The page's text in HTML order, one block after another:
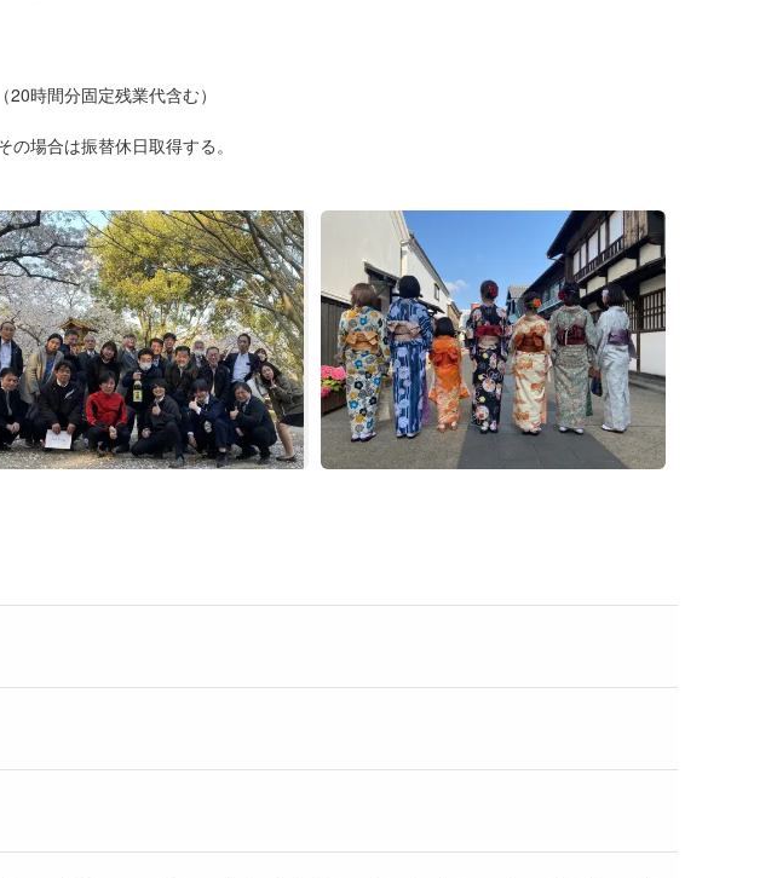
時間分固定残業代含む）
場合は振替休日取得する。